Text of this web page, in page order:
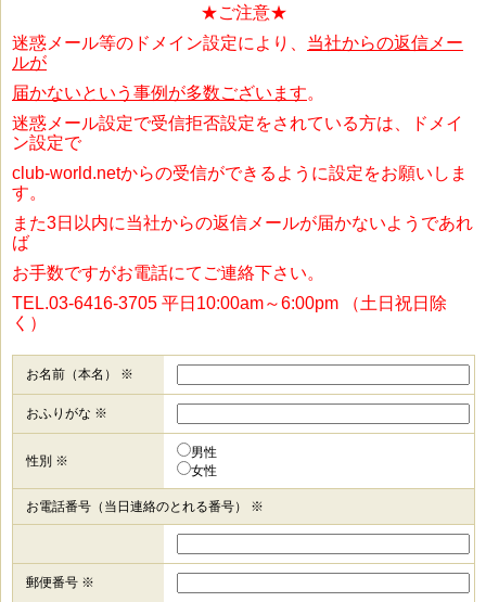
★ご注意★
迷惑メール等のドメイン設定により、 当社からの返信メー
ルが
届かないという事例が多数ございます。
迷惑メール設定で受信拒否設定をされている方は、ドメイ
ン設定で
club-world.netからの受信ができるように設定をお願いしま
す。
また3日以内に当社からの返信メールが届かないようであれ
ば
お手数ですがお電話にてご連絡下さい。
TEL.03-6416-3705 平日10:00am～6:00pm （土日祝日除
く）
お名前（本名） ※
おふりがな ※
性別 ※
男性
女性
お電話番号（当日連絡のとれる番号） ※
郵便番号 ※